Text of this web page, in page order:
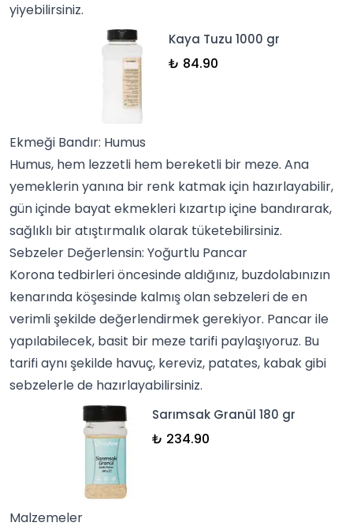
yiyebilirsiniz.
Kaya Tuzu 1000 gr
₺ 84.90
Ekmeği Bandır: Humus
Humus, hem lezzetli hem bereketli bir meze. Ana
yemeklerin yanına bir renk katmak için hazırlayabilir,
gün içinde bayat ekmekleri kızartıp içine bandırarak,
sağlıklı bir atıştırmalık olarak tüketebilirsiniz.
Sebzeler Değerlensin: Yoğurtlu Pancar
Korona tedbirleri öncesinde aldığınız, buzdolabınızın
kenarında köşesinde kalmış olan sebzeleri de en
verimli şekilde değerlendirmek gerekiyor. Pancar ile
yapılabilecek, basit bir meze tarifi paylaşıyoruz. Bu
tarifi aynı şekilde havuç, kereviz, patates, kabak gibi
sebzelerle de hazırlayabilirsiniz.
Sarımsak Granül 180 gr
₺ 234.90
Malzemeler